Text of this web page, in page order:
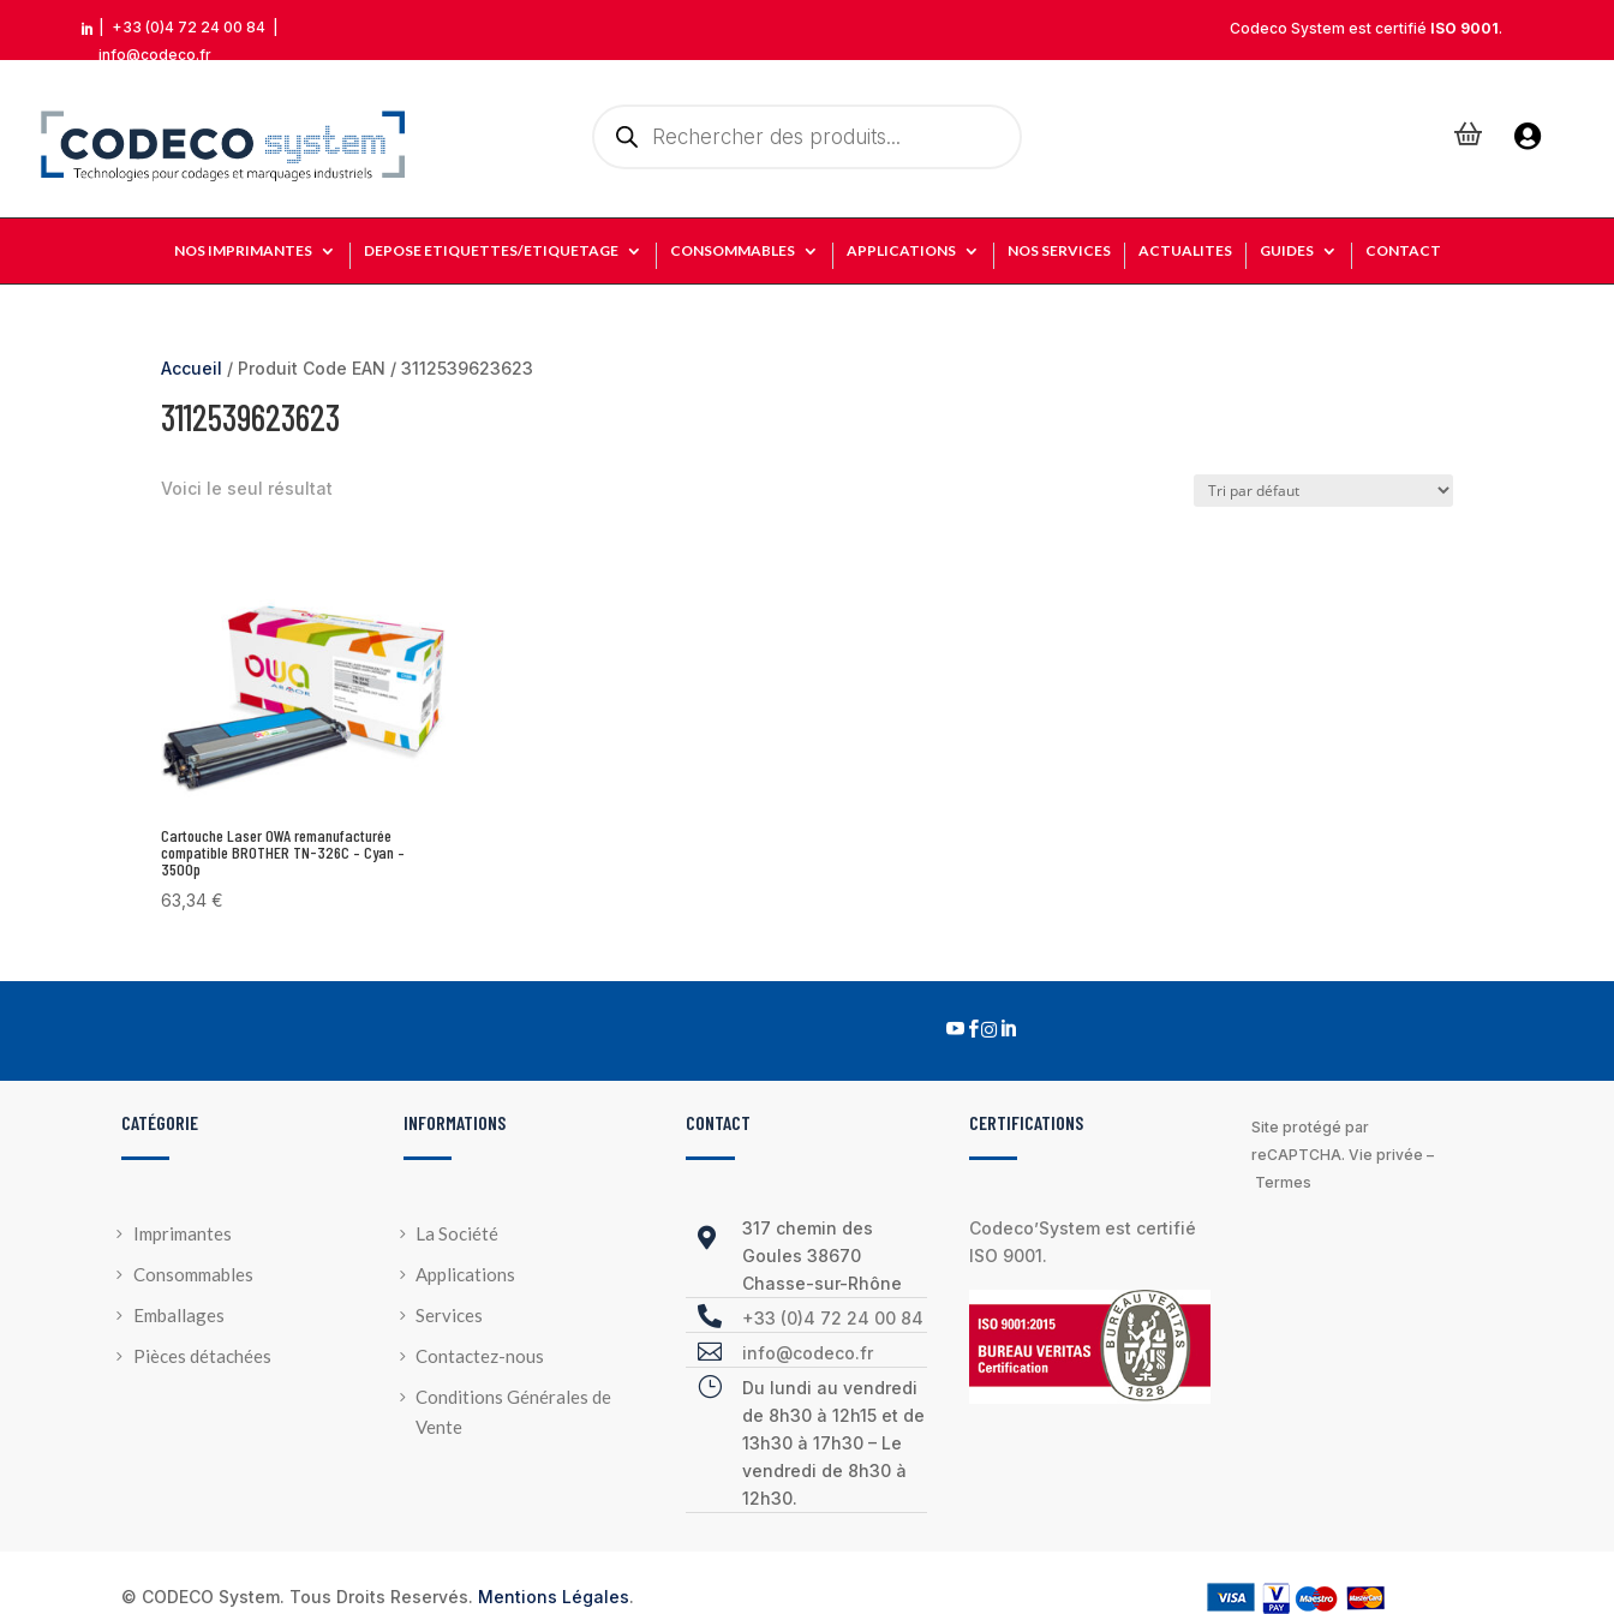
 +33 (0)4 72 24 00 84
info@codeco.fr
Codeco System est certifié ISO 9001.
produits

NOS IMPRIMANTES DEPOSE ETIQUETTES/ETIQUETAGE CONSOMMABLES APPLICATIONS NOS SERVICES ACTUALITES GUIDES CONTACT
Accueil / Produit Code EAN / 3112539623623
3112539623623
Voici le seul résultat
Cartouche Laser OWA remanufacturée
compatible BROTHER TN-326C – Cyan –
3500p
63,34€
 
CATÉGORIE
Imprimantes
Consommables
Emballages
Pièces détachées
INFORMATIONS
La Société
Applications
Services
Contactez-nous
Conditions Générales de
Vente
CONTACT

317 chemin des
Goules 38670
Chasse-sur-Rhône
 +33 (0)4 72 24 00 84
 info@codeco.fr
}
Du lundi au vendredi
de 8h30 à 12h15 et de
13h30 à 17h30 – Le
vendredi de 8h30 à
12h30.
CERTIFICATIONS
Codeco’System est certifié
ISO 9001.
Site protégé par
reCAPTCHA.Vie privée –
Termes
© CODECO System. Tous Droits Reservés. Mentions Légales.